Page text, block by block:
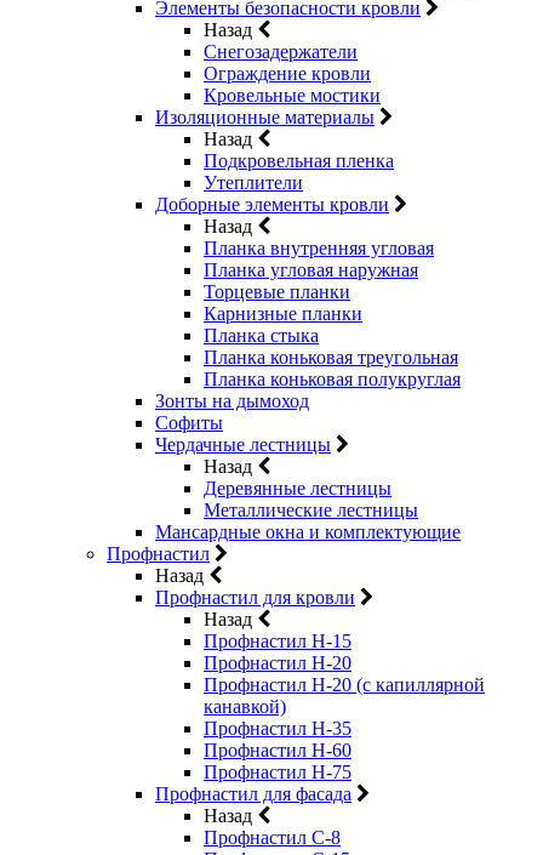
Элементы безопасности кровли
Назад
Снегозадержатели
Ограждение кровли
Кровельные мостики
Изоляционные материалы
Назад
Подкровельная пленка
Утеплители
Доборные элементы кровли
Назад
Планка внутренняя угловая
Планка угловая наружная
Торцевые планки
Карнизные планки
Планка стыка
Планка коньковая треугольная
Планка коньковая полукруглая
Зонты на дымоход
Софиты
Чердачные лестницы
Назад
Деревянные лестницы
Металлические лестницы
Мансардные окна и комплектующие
Профнастил
Назад
Профнастил для кровли
Назад
Профнастил Н-15
Профнастил Н-20
Профнастил Н-20 (с капиллярной
канавкой)
Профнастил Н-35
Профнастил Н-60
Профнастил Н-75
Профнастил для фасада
Назад
Профнастил С-8